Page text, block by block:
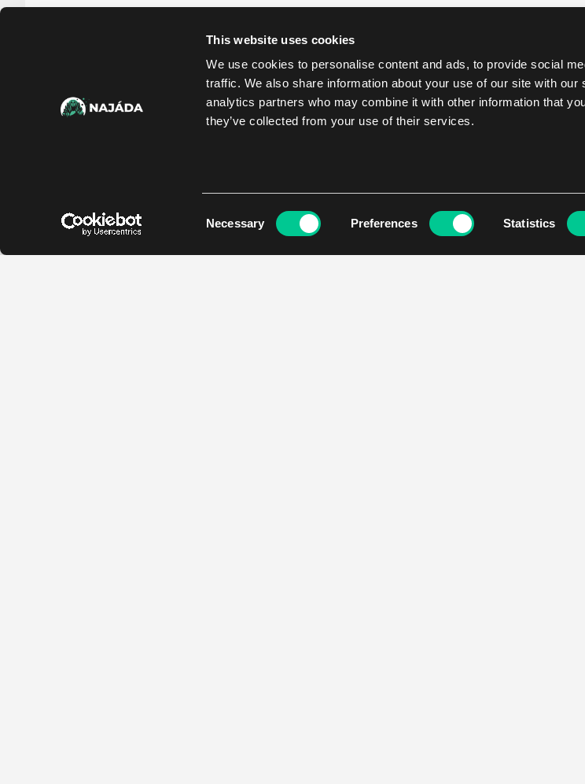
This website uses cookies
We use cookies to personalise content and ads, to provide social
traffic. We also share information about your use of our site with our
analytics partners who may combine it with other information that
they’ve collected from your use of their services.
Necessary Preferences Statistics